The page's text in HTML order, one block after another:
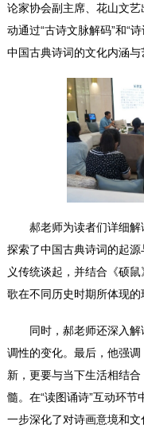
论家协会副主席、花山文
动通过“古诗文脉解码”和“
中国古典诗词的文化内涵与
郝老师为读者们详细
探索了中国古典诗词的起
义传统谈起，并结合《硕
歌在不同历史时期所体现的
同时，郝老师还深入解
调性的变化。最后，他强
新，更要与当下生活相结
髓。在“读图诵诗”互动环
一步深化了对诗画意境和文